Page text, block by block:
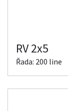
RV 2x5
Řada: 200 line